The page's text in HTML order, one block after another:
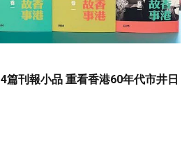
篇刊報小品 重看香港60年代市井日